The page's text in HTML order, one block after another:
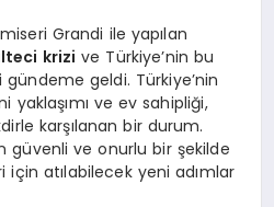
Grandi ile yapılan
krizi ve Türkiye’nin bu
geldi. Türkiye’nin
yaklaşımı ve ev sahipliği,
karşılanan bir durum.
güvenli ve onurlu bir şekilde
için atılabilecek yeni adımlar